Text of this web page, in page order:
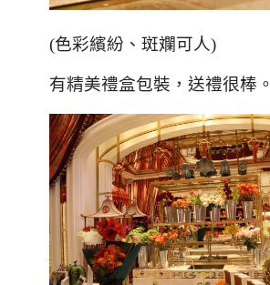
(色彩繽紛、斑斕可人)
有精美禮盒包裝，送禮很棒。